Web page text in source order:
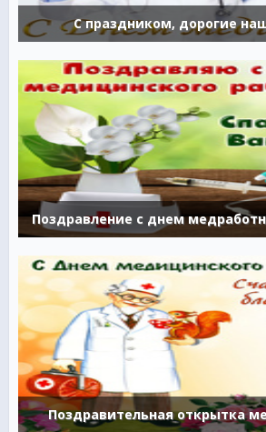
С праздником, дорогие
Поздравление с днем
Поздравительная открытка